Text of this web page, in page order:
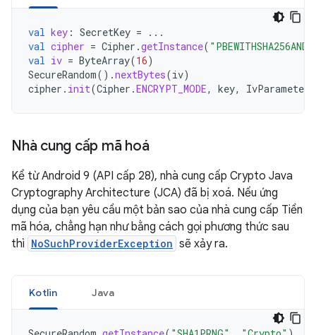
val key : SecretKey =
...
val cipher = Cipher .getInstance(
val iv = ByteArray(16)
SecureRandom().nextBytes(iv)
cipher . init(Cipher .ENCRYPT_MODE, key,
Nhà cung cấp mã hoá
Kể từ Android 9 (API cấp 28), nhà cung cấp Crypto Java
Cryptography Architecture (JCA) đã bị xoá. Nếu ứng
dụng của bạn yêu cầu một bản sao của nhà cung cấp Tiền
mã hóa, chẳng hạn như bằng cách gọi phương thức sau
thì NoSuchProviderException sẽ xảy ra.
Kotlin Java